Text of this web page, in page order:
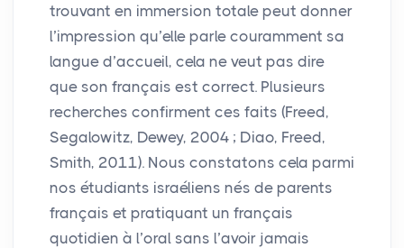
trouvant en immersion totale peut donner
l’impression qu’elle parle couramment sa
langue d’accueil, cela ne veut pas dire
que son français est correct. Plusieurs
recherches confirment ces faits (Freed,
Segalowitz, Dewey, 2004 ; Diao, Freed,
Smith, 2011). Nous constatons cela parmi
nos étudiants israéliens nés de parents
français et pratiquant un français
quotidien à l’oral sans l’avoir jamais